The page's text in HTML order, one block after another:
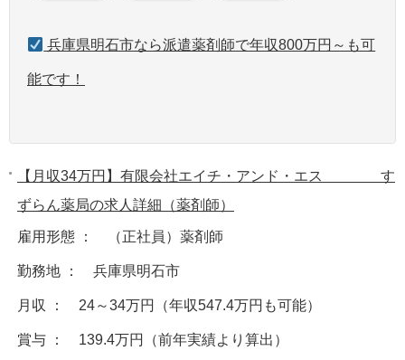
兵庫県明石市なら派遣薬剤師で年収800万円～も可
能です！
【月収34万円】有限会社エイチ・アンド・エス す
ずらん薬局の求人詳細（薬剤師）
雇用形態 ： （正社員）薬剤師
勤務地 ： 兵庫県明石市
月収 ： 24～34万円（年収547.4万円も可能）
賞与 ： 139.4万円（前年実績より算出）